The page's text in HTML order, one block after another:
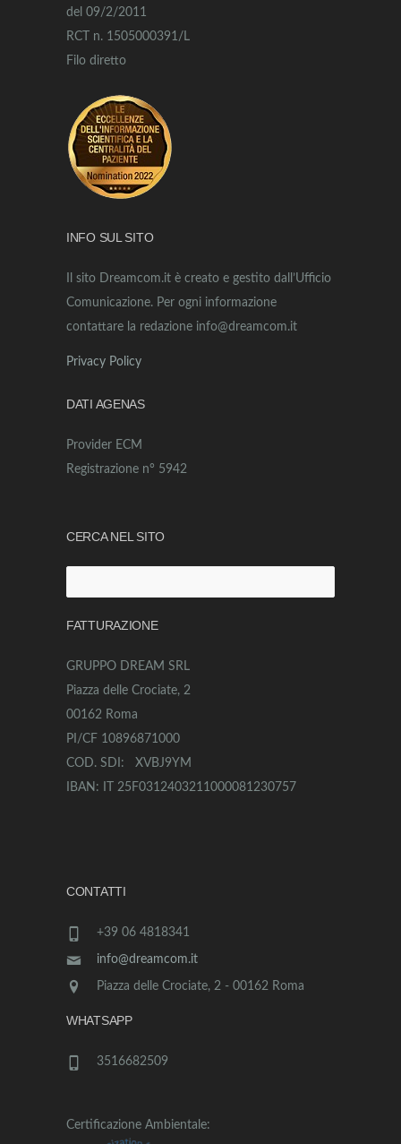
del 09/2/2011
RCT n. 1505000391/L
Filo diretto
INFO SUL SITO
Il sito Dreamcom.it è creato e gestito dall’Ufficio
Comunicazione. Per ogni informazione
contattare la redazione info@dreamcom.it
Privacy Policy
DATI AGENAS
Provider ECM
Registrazione n° 5942
CERCA NEL SITO
per:
FATTURAZIONE
GRUPPO DREAM SRL
Piazza delle Crociate, 2
00162 Roma
PI/CF 10896871000
COD. SDI: XVBJ9YM
IBAN: IT 25F0312403211000081230757
CONTATTI
+39 06 4818341
info@dreamcom.it
Piazza delle Crociate, 2 - 00162 Roma
WHATSAPP
3516682509
Certificazione Ambientale: